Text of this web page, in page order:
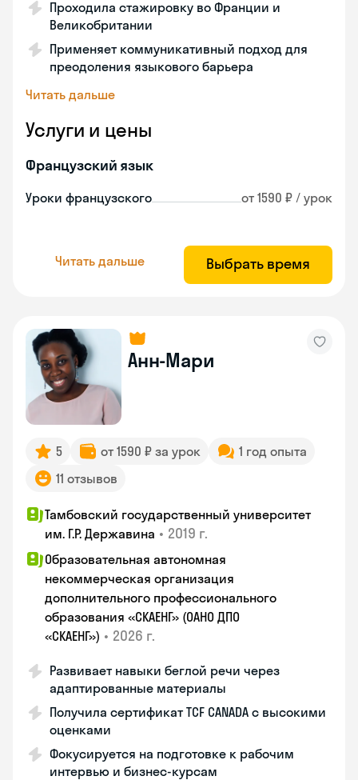
Проходила стажировку во Франции и
Великобритании
Применяет коммуникативный подход для
преодоления языкового барьера
Читать дальше
Услуги и цены
Французский язык
Уроки французского от 1590 ₽ / урок
Читать дальше Выбрать время
Анн-Мари
5 от 1590 ₽ за урок
1 год опыта
11 отзывов
Тамбовский государственный университет
им. Г.Р. Державина • 2019 г.
Образовательная автономная
некоммерческая организация
дополнительного профессионального
образования «СКАЕНГ» (ОАНО ДПО
«СКАЕНГ») • 2026 г.
Развивает навыки беглой речи через
адаптированные материалы
Получила сертификат TCF CANADA с высокими
оценками
Фокусируется на подготовке к рабочим
интервью и бизнес-курсам